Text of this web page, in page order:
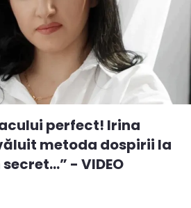
perfect! Irina
metoda dospirii la
- VIDEO